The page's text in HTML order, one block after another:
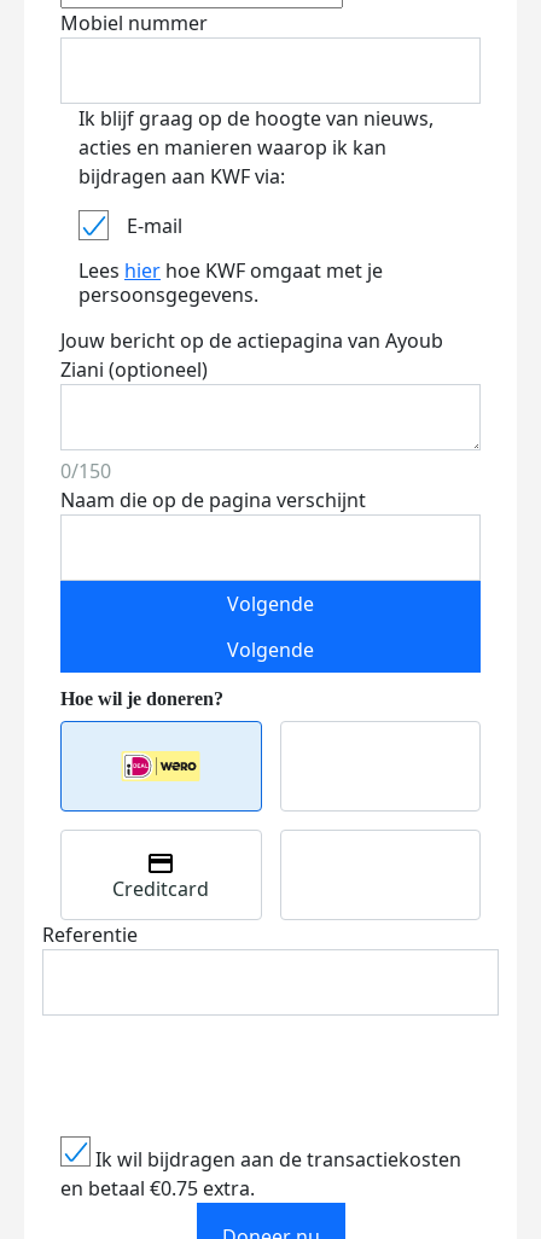
Mobiel nummer
Ik blijf graag op de hoogte van nieuws,
acties en manieren waarop ik kan
bijdragen aan KWF via:
E-mail
Lees hier hoe KWF omgaat met je
persoonsgegevens.
Jouw bericht op de actiepagina van Ayoub
Ziani (optioneel)
0/150
Naam die op de pagina verschijnt
Volgende
Volgende
Creditcard
Referentie
Ik wil bijdragen aan de transactiekosten
en betaal €0.75 extra.